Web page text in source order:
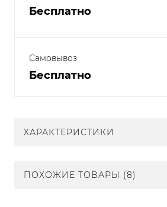
Бесплатно
Самовывоз
Бесплатно
ХАРАКТЕРИСТИКИ
ПОХОЖИЕ ТОВАРЫ (8)